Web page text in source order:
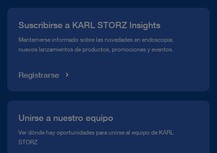
Línea de atención para el Cumplimiento normativo (Hotline)
Mediateca
Suscribirse a KARL STORZ Insights
Manternerse informado sobre las novedades en endoscopia,
nuevos lanzamientos de productos, promociones y eventos.
Registrarse
Unirse a nuestro equipo
Ver dónde hay oportunidades para unirse al equipo de KARL
STORZ